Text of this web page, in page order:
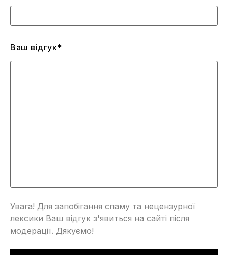
Ваш відгук*
Увага! Для запобігання спаму та нецензурної
лексики Ваш відгук з'явиться на сайті після
модерації. Дякуємо!